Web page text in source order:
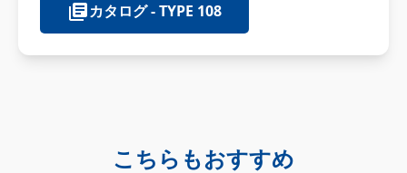
カタログ - TYPE 108
こちらもおすすめ